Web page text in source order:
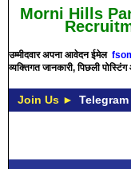
Morni Hills
उम्मीदवार अपना आवेदन ईमेल
व्यक्तिगत जानकारी, पिछली
Join Us ►